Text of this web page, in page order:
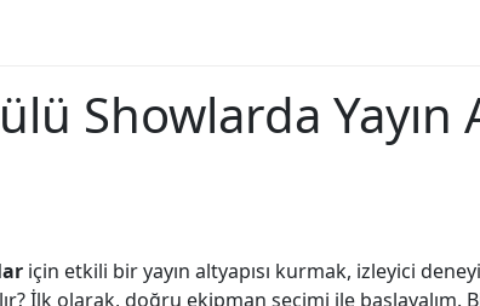
Showlarda Yayın
için etkili bir yayın altyapısı kurmak, izleyici
İlk olarak, doğru ekipman seçimi ile başlayalım.